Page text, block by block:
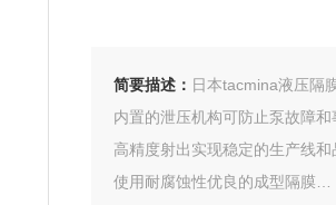
简要描述： 日本tacmina液压隔
内置的泄压机构可防止泵故障和
高精度射出实现稳定的生产线和
使用耐腐蚀性优良的成型隔膜